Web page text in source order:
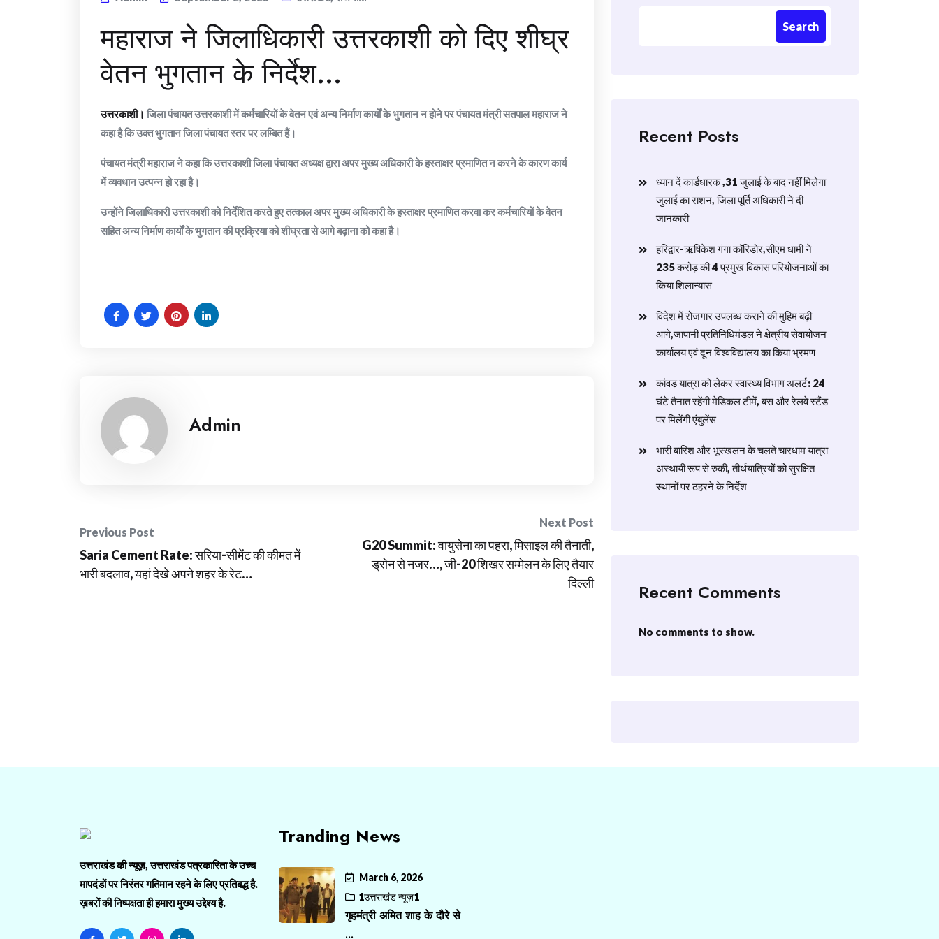
महाराज ने जिलाधिकारी उत्तरकाशी को दिए शीघ्र
वेतन भुगतान के निर्देश…
उत्तरकाशी। जिला पंचायत उत्तरकाशी में कर्मचारियों के वेतन एवं अन्य निर्माण कार्यों के भुगतान न होने पर पंचायत मंत्री सतपाल महाराज ने
कहा है कि उक्त भुगतान जिला पंचायत स्तर पर लम्बित हैं।
पंचायत मंत्री महाराज ने कहा कि उत्तरकाशी जिला पंचायत अध्यक्ष द्वारा अपर मुख्य अधिकारी के हस्ताक्षर प्रमाणित न करने के कारण कार्य
में व्यवधान उत्पन्न हो रहा है।
उन्होंने जिलाधिकारी उत्तरकाशी को निर्देशित करते हुए तत्काल अपर मुख्य अधिकारी के हस्ताक्षर प्रमाणित करवा कर कर्मचारियों के वेतन
सहित अन्य निर्माण कार्यों के भुगतान की प्रक्रिया को शीघ्रता से आगे बढ़ाना को कहा है।
Admin
Post
navigation
Previous Post
Saria Cement Rate: सरिया-सीमेंट की कीमत में
भारी बदलाव, यहां देखे अपने शहर के रेट…
Next Post
G20 Summit: वायुसेना का पहरा, मिसाइल की तैनाती,
ड्रोन से नजर…, जी-20 शिखर सम्मेलन के लिए तैयार
दिल्ली
Search
Recent Posts
ध्यान दें कार्डधारक ,31 जुलाई के बाद नहीं मिलेगा
जुलाई का राशन, जिला पूर्ति अधिकारी ने दी
जानकारी
हरिद्वार-ऋषिकेश गंगा कॉरिडोर,सीएम धामी ने
235 करोड़ की 4 प्रमुख विकास परियोजनाओं का
किया शिलान्यास
विदेश में रोजगार उपलब्ध कराने की मुहिम बढ़ी
आगे,जापानी प्रतिनिधिमंडल ने क्षेत्रीय सेवायोजन
कार्यालय एवं दून विश्वविद्यालय का किया भ्रमण
​कांवड़ यात्रा को लेकर स्वास्थ्य विभाग अलर्ट: 24
घंटे तैनात रहेंगी मेडिकल टीमें, बस और रेलवे स्टैंड
पर मिलेंगी एंबुलेंस
​भारी बारिश और भूस्खलन के चलते चारधाम यात्रा
अस्थायी रूप से रुकी, तीर्थयात्रियों को सुरक्षित
स्थानों पर ठहरने के निर्देश
Recent Comments
No comments to show.
उत्तराखंड की न्यूज़, उत्तराखंड पत्रकारिता के उच्च
मापदंडों पर निरंतर गतिमान रहने के लिए प्रतिबद्ध है.
ख़बरों की निष्पक्षता ही हमारा मुख्य उद्देश्य है.
Tranding News
March 6, 2026
1उत्तराखंड न्यूज़1
गृहमंत्री अमित शाह के दौरे से
...